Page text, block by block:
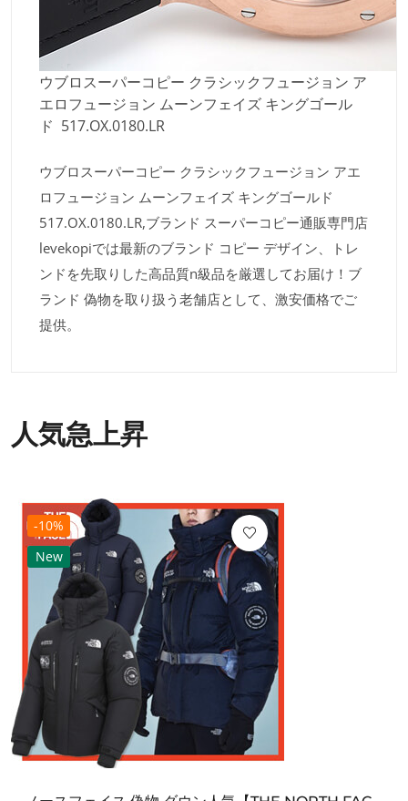
ウブロスーパーコピー クラシックフュージョン ア
エロフュージョン ムーンフェイズ キングゴール
ド 517.OX.0180.LR
ウブロスーパーコピー クラシックフュージョン アエ
ロフュージョン ムーンフェイズ キングゴールド
517.OX.0180.LR,ブランド スーパーコピー通販専門店
levekopiでは最新のブランド コピー デザイン、トレ
ンドを先取りした高品質n級品を厳選してお届け！ブ
ランド 偽物を取り扱う老舗店として、激安価格でご
提供。
人気急上昇
-10%
New